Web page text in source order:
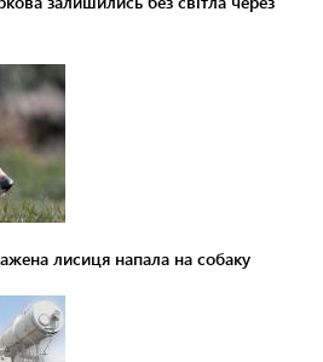
лисиця напала на собаку